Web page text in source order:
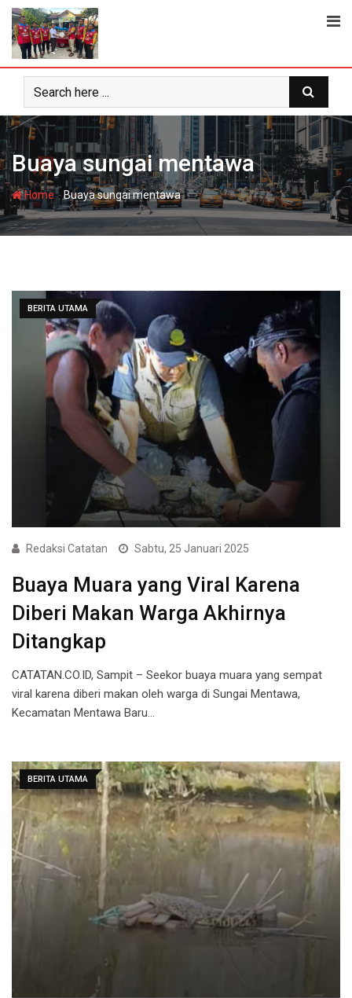
Skip
content
Buaya sungai mentawa
Home-Buaya sungai mentawa
BERITA UTAMA
Redaksi Catatan Sabtu, 25 Januari 2025
Buaya Muara yang Viral Karena
Diberi Makan Warga Akhirnya
Ditangkap
CATATAN.CO.ID, Sampit – Seekor buaya muara yang sempat
viral karena diberi makan oleh warga di Sungai Mentawa,
Kecamatan Mentawa Baru…
BERITA UTAMA